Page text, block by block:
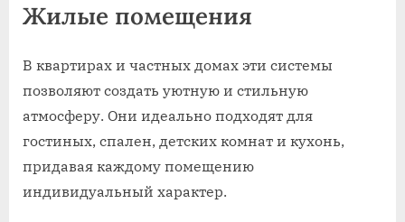
Жилые помещения
В квартирах и частных домах эти системы
позволяют создать уютную и стильную
атмосферу. Они идеально подходят для
гостиных, спален, детских комнат и кухонь,
придавая каждому помещению
индивидуальный характер.